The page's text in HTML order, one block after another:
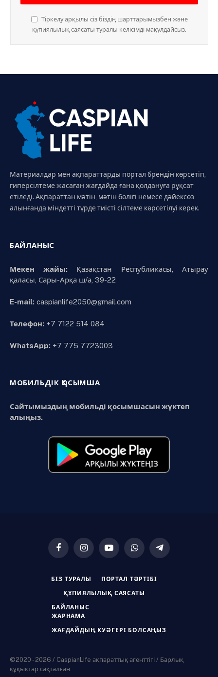
Тіркелу арқылы сіз біздің шарттарымызбен және
құпиялылық саясаты туралы келісімді мақұлдайсыз.
Материалдар мен ақпараттарды портал брендін көрсетіп,
гиперсілтеме жасаған жағдайда ғана қолдануға рұқсат
етіледі. Ақпараттан мәтін, мәтін бөлігі немесе дәйексөз
алынғанда міндетті түрде тиісті сілтеме көрсетілуі керек.
БАЙЛАНЫС
Мекен жайы:Қазақстан Республикасы, Атырау
қаласы, Сары-Арқа ш/а, 39-22
E-mail: caspianlife2050@gmail.com
Телефон: +7 7122 514 084
WhatsApp: +7 775 7723003
МОБИЛЬДІК ҚОСЫМША
Сайтымыздың мобильді қосымшасын жүктеп
алыңыз.
FacebookInstagramYouTubeWhatsAppTelegram
БІЗ ТУРАЛЫ ПОРТАЛ ТӘРТІБІ
ҚҰПИЯЛЫЛЫҚ САЯСАТЫ
БАЙЛАНЫС
ЖАРНАМА
ЖАҒДАЙДЫҢ КУӘГЕРІ БОЛСАҢЫЗ
©2020 - 2026 / CaspianLife ақпараттық агенттігі / Барлық
құқықтар сақталған.